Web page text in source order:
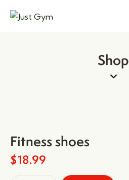
Shop
Fitness shoes
$18.99